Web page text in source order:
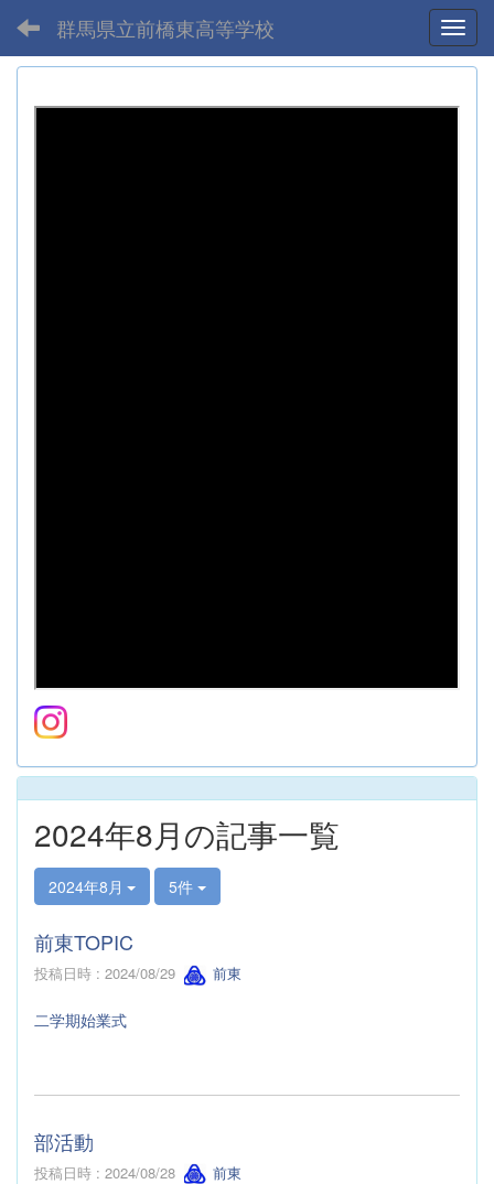
群馬県立前橋東高等学校
2024年8月の記事一覧
2024年8月 5件
前東TOPIC
投稿日時 : 2024/08/29 前東
二学期始業式
部活動
投稿日時 : 2024/08/28 前東